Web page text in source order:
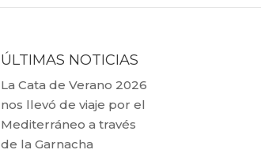
ÚLTIMAS NOTICIAS
La Cata de Verano 2026
nos llevó de viaje por el
Mediterráneo a través
de la Garnacha